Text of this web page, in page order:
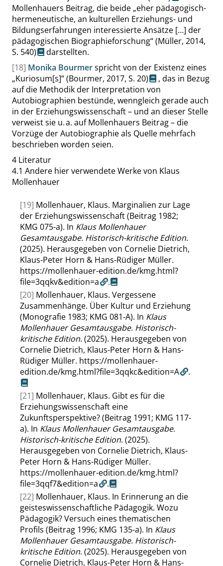
Mollenhauers Beitrag, die beide „eher pädagogisch-
hermeneutische, an kulturellen Erziehungs- und
Bildungserfahrungen interessierte Ansätze […] der
pädagogischen Biographieforschung“(Müller, 2014,
S. 540)
darstellten.
[18] Monika Bourmerspricht von der Existenz eines
„Kuriosum[s]“(Bourmer, 2017, S. 20)
, das in Bezug
auf die Methodik der Interpretation von
Autobiographien bestünde, wenngleich gerade auch
in der Erziehungswissenschaft – und an dieser Stelle
verweist sie u. a. auf Mollenhauers Beitrag – die
Vorzüge der Autobiographie als Quelle mehrfach
beschrieben worden seien.
4 Literatur
4.1 Andere hier verwendete Werke von Klaus
Mollenhauer
[19] Mollenhauer, Klaus. Marginalien zur Lage
der Erziehungswissenschaft (Beitrag 1982;
KMG 075-a). In Klaus Mollenhauer
Gesamtausgabe. Historisch-kritische Edition.
(2025). Herausgegeben von Cornelie Dietrich,
Klaus-Peter Horn & Hans-Rüdiger Müller.
https://mollenhauer-edition.de/kmg.html?
file=3qqkv&edition=a
.
[20] Mollenhauer, Klaus. Vergessene
Zusammenhänge. Über Kultur und Erziehung
(Monografie 1983; KMG 081-A). In Klaus
Mollenhauer Gesamtausgabe. Historisch-
kritische Edition. (2025). Herausgegeben von
Cornelie Dietrich, Klaus-Peter Horn & Hans-
Rüdiger Müller. https://mollenhauer-
edition.de/kmg.html?file=3qqkc&edition=A
.
[21] Mollenhauer, Klaus. Gibt es für die
Erziehungswissenschaft eine
Zukunftsperspektive? (Beitrag 1991; KMG 117-
a). In Klaus Mollenhauer Gesamtausgabe.
Historisch-kritische Edition. (2025).
Herausgegeben von Cornelie Dietrich, Klaus-
Peter Horn & Hans-Rüdiger Müller.
https://mollenhauer-edition.de/kmg.html?
file=3qqf7&edition=a
.
[22] Mollenhauer, Klaus. In Erinnerung an die
geisteswissenschaftliche Pädagogik. Wozu
Pädagogik? Versuch eines thematischen
Profils (Beitrag 1996; KMG 135-a). In Klaus
Mollenhauer Gesamtausgabe. Historisch-
kritische Edition. (2025). Herausgegeben von
Cornelie Dietrich, Klaus-Peter Horn & Hans-